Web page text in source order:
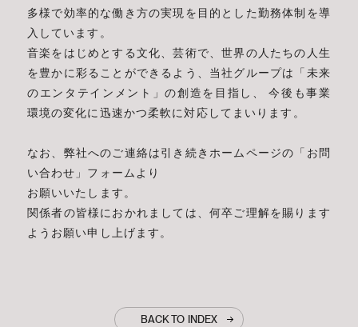
多様で効率的な働き方の実現を目的とした勤務体制を導
入しています。
音楽をはじめとする文化、芸術で、世界の人たちの人生
を豊かに彩ることができるよう、当社グループは「未来
のエンタテインメント」の創造を目指し、 今後も事業
環境の変化に迅速かつ柔軟に対応してまいります。
なお、弊社へのご連絡は引き続きホームページの「お問
い合わせ」フォームより
お願いいたします。
関係者の皆様におかれましては、何卒ご理解を賜ります
ようお願い申し上げます。
BACK TO INDEX